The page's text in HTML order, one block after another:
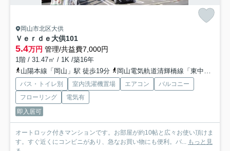
岡山市北区大供
Ｖｅｒｄｅ大供101
5.4万円 管理/共益費7,000円
1階 / 31.47㎡ / 1K /築16年
山陽本線「岡山」駅 徒歩19分
岡山電気軌道清輝橋線「東中央町」駅 徒歩12分
バス・トイレ別 室内洗濯機置場 エアコン
バルコニー
フローリング
電気有
即入居可
オートロック付きマンションです。お部屋が約10帖と広々お使い頂けま
す。すぐ近くにコンビニがあり、急なお買い物にも便利。バ... もっと見